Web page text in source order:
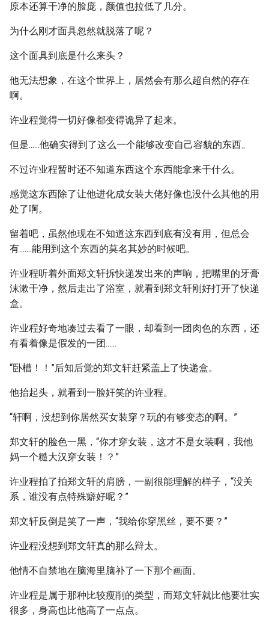
原本还算干净的脸庞，颜值也拉低了几分。
为什么刚才面具忽然就脱落了呢？
这个面具到底是什么来头？
他无法想象，在这个世界上，居然会有那么超自然的存在
啊。
许业程觉得一切好像都变得诡异了起来。
但是......他确实得到了这么一个能够改变自己容貌的东西。
不过许业程暂时还不知道东西这个东西能拿来干什么。
感觉这东西除了让他进化成女装大佬好像也没什么其他的用
处了啊。
留着吧，虽然他现在不知道这东西到底有没有用，但总会
有.......能用到这个东西的莫名其妙的时候吧。
许业程听着外面郑文轩拆快递发出来的声响，把嘴里的牙膏
沫漱干净，然后走出了浴室，就看到郑文轩刚好打开了快递
盒。
许业程好奇地凑过去看了一眼，却看到一团肉色的东西，还
有看着像是假发的一团......
“卧槽！！”后知后觉的郑文轩赶紧盖上了快递盒。
他抬起头，就看到一脸奸笑的许业程。
“轩啊，没想到你居然买女装穿？玩的有够变态的啊。”
郑文轩的脸色一黑，“你才穿女装，这才不是女装啊，我他
妈一个糙大汉穿女装！？”
许业程拍了拍郑文轩的肩膀，一副很能理解的样子，“没关
系，谁没有点特殊癖好呢？”
郑文轩反倒是笑了一声，“我给你穿黑丝，要不要？”
许业程没想到郑文轩真的那么辩太。
他情不自禁地在脑海里脑补了一下那个画面。
许业程是属于那种比较瘦削的类型，而郑文轩就比他要壮实
很多，身高也比他高了一点点。